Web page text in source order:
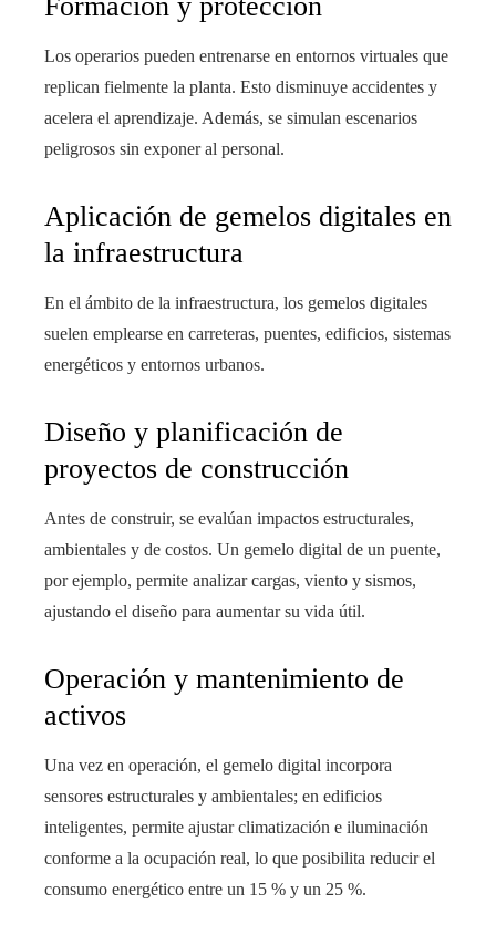
Los operarios pueden entrenarse en entornos virtuales que
replican fielmente la planta. Esto disminuye accidentes y
acelera el aprendizaje. Además, se simulan escenarios
peligrosos sin exponer al personal.
Aplicación de gemelos digitales en
la infraestructura
En el ámbito de la infraestructura, los gemelos digitales
suelen emplearse en carreteras, puentes, edificios, sistemas
energéticos y entornos urbanos.
Diseño y planificación de
proyectos de construcción
Antes de construir, se evalúan impactos estructurales,
ambientales y de costos. Un gemelo digital de un puente,
por ejemplo, permite analizar cargas, viento y sismos,
ajustando el diseño para aumentar su vida útil.
Operación y mantenimiento de
activos
Una vez en operación, el gemelo digital incorpora
sensores estructurales y ambientales; en edificios
inteligentes, permite ajustar climatización e iluminación
conforme a la ocupación real, lo que posibilita reducir el
consumo energético entre un 15 % y un 25 %.